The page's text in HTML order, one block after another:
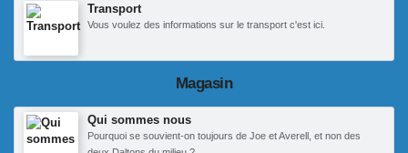
Transport
Vous voulez des informations sur le transport c'est ici.
Magasin
Qui sommes nous
Pourquoi se souvient-on toujours de Joe et Averell, et non des